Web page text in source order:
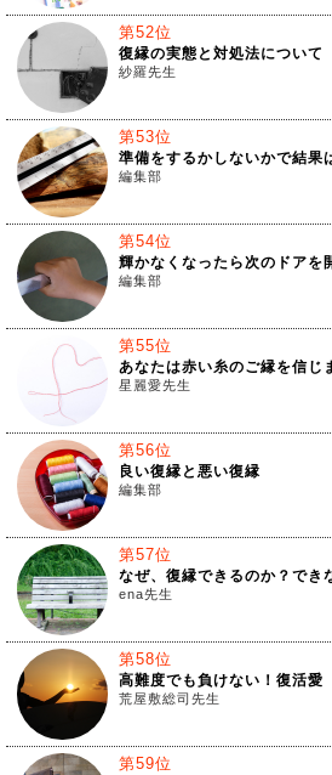
第52位
復縁の実態と対処法について
紗羅先生
第53位
準備をするかしないかで結果
編集部
第54位
輝かなくなったら次のドアを
編集部
第55位
あなたは赤い糸のご縁を信じ
星麗愛先生
第56位
良い復縁と悪い復縁
編集部
第57位
なぜ、復縁できるのか？でき
ena先生
第58位
高難度でも負けない！復活愛
荒屋敷総司先生
第59位